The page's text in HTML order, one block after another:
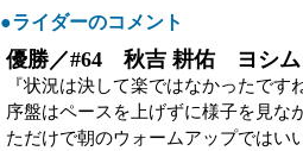
●ライダーのコメント
優勝／#64 秋吉 耕佑 ヨシム
『状況は決して楽ではなかったで
序盤はペースを上げずに様子を見な
ただけで朝のウォームアップではい